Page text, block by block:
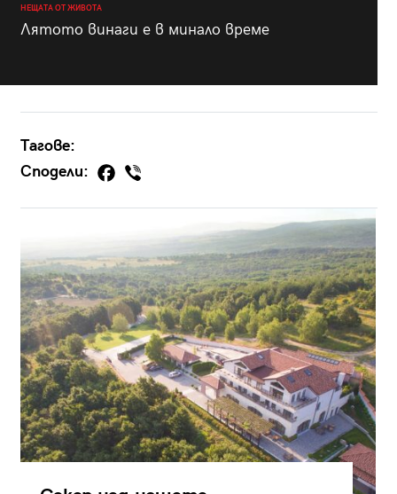
НЕЩАТА ОТ ЖИВОТА
Лятото винаги е в минало време
Тагове:
Сподели: